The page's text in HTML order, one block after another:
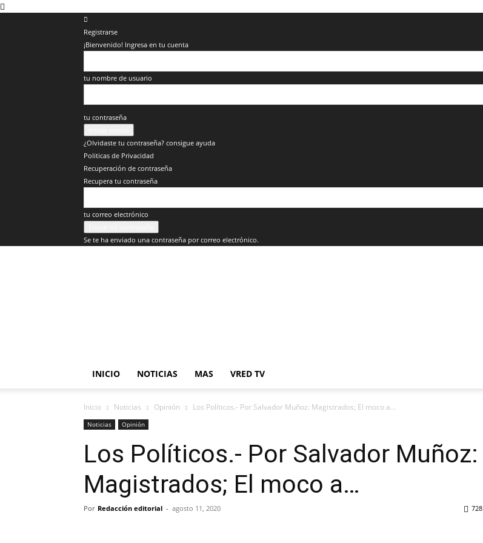
Registrarse
¡Bienvenido! Ingresa en tu cuenta
tu nombre de usuario
tu contraseña
¿Olvidaste tu contraseña? consigue ayuda
Politicas de Privacidad
Recuperación de contraseña
Recupera tu contraseña
tu correo electrónico
Se te ha enviado una contraseña por correo electrónico.
INICIO NOTICIAS MAS VRED TV
Inicio Noticias Opinión Los Políticos.- Por Salvador Muñoz: Magistrados; El moco a…
Noticias Opinión
Los Políticos.- Por Salvador Muñoz:
Magistrados; El moco a…
Por Redacción editorial - agosto 11, 2020 728